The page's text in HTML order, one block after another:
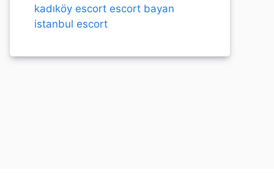
kadıköy escort escort bayan
istanbul escort